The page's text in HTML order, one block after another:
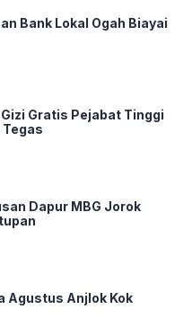
Bank Lokal Ogah Biayai
Gratis Pejabat Tinggi
Dapur MBG Jorok
Agustus Anjlok Kok